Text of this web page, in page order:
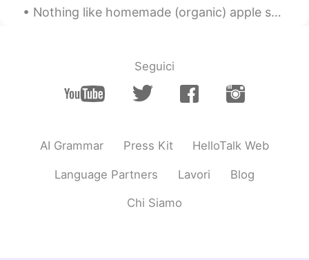
David chang 2020.10.10 23:56
아리랑 너무 멋지게 부르셨어요. 고맙습니
Alia 알리아 2020.10.09 13:59
@estella Yay! Enjoy it! 🥳🥂😘🌷
Alia 알리아 2020.10.09 13:59
Nothing like homemade (organic) apple sauce and chocolate protein (vegan but I'm not a vegan) pan...
Seguici
AI Grammar Press Kit HelloTalk Web
Language Partners Lavori Blog
Chi Siamo